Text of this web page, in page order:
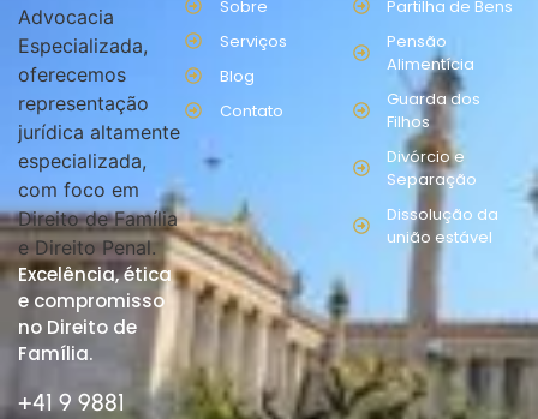
Excelência, ética
e compromisso
no Direito de
Família.
+41 9 9881
Sobre
Serviços
Blog
Contato
Partilha de Bens
Pensão
Alimentícia
Guarda dos
Filhos
Divórcio e
Separação
Dissolução da
união estável